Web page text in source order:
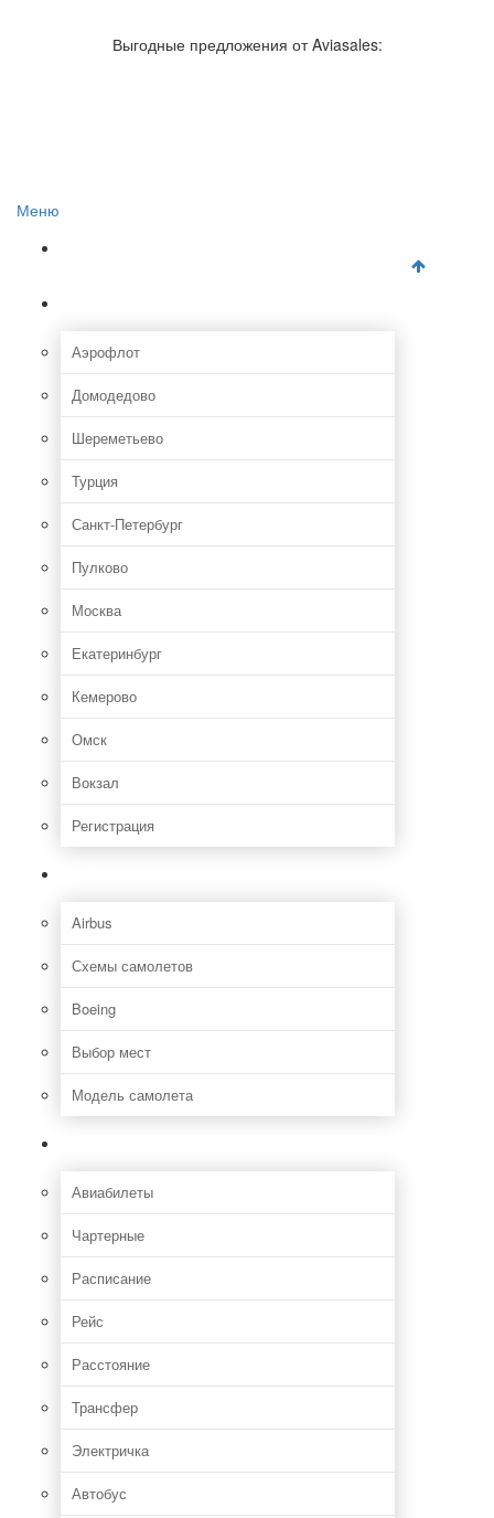
Отзывы об авиакомпаниях
Отзывы об аэропортах
Выгодные предложения от Aviasales:
Меню
Аэрофлот
Домодедово
Шереметьево
Турция
Санкт-Петербург
Пулково
Москва
Екатеринбург
Кемерово
Омск
Вокзал
Регистрация
Airbus
Схемы самолетов
Boeing
Выбор мест
Модель самолета
Авиабилеты
Чартерные
Расписание
Рейс
Расстояние
Трансфер
Электричка
Автобус